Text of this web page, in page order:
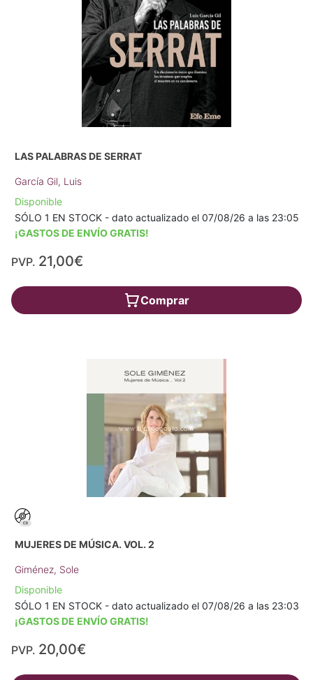
LAS PALABRAS DE SERRAT
García Gil, Luis
Disponible
SÓLO 1 EN STOCK - dato actualizado el 07/08/26 a las 23:05
¡GASTOS DE ENVÍO GRATIS!
PVP. 21,00€
Comprar
MUJERES DE MÚSICA. VOL. 2
Giménez, Sole
Disponible
SÓLO 1 EN STOCK - dato actualizado el 07/08/26 a las 23:03
¡GASTOS DE ENVÍO GRATIS!
PVP. 20,00€